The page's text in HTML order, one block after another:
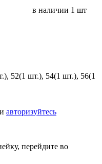
в наличии 1 шт
52(1 шт.), 54(1 шт.), 56(1
авторизуйтесь
перейдите во